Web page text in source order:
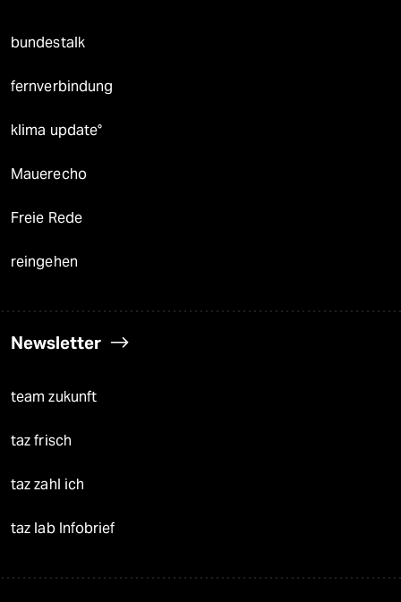
bundestalk
fernverbindung
klima update°
Mauerecho
Freie Rede
reingehen
Newsletter
team zukunft
taz frisch
taz zahl ich
taz lab Infobrief